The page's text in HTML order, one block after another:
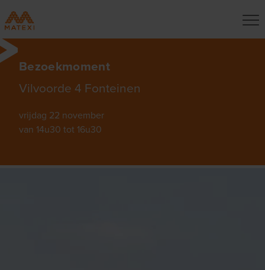
Bezoekmoment
Vilvoorde 4 Fonteinen
vrijdag 22 november
van 14u30 tot 16u30